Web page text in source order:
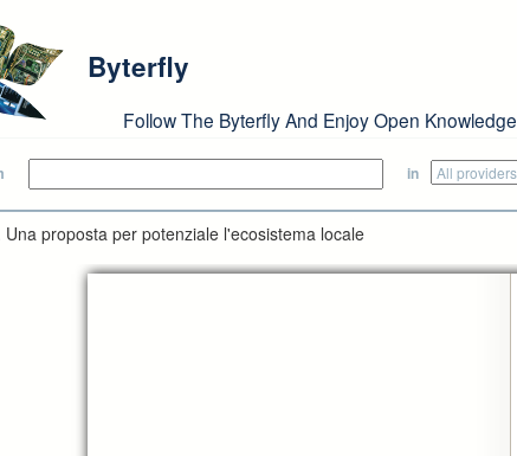
Byterfly
Follow The Byterfly And Enjoy Open Knowledge
in
proposta per potenziale l'ecosistema locale